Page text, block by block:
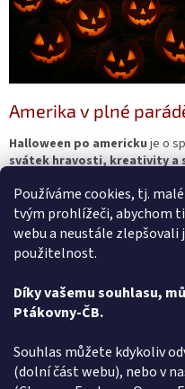
Používáme cookies, tj.
tvým prohlížeči, abychom
webu a neustále zlepšovali
použitelnost.
Díky vašemu souhlasu,
Ptákovny-ČB.
Souhlas můžete kdykoliv
(dolní část webu), nebo v
Amerika v plné
Halloween po americkuje o
svátek hravosti, kreativity a
proto si získává čím dál více
PŘEDCHOZÍ
Způsob